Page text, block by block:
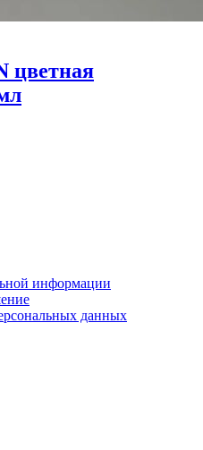
цветная
информации
данных